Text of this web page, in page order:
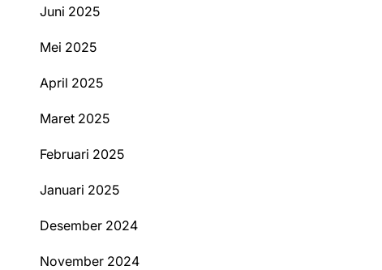
Juni 2025
Mei 2025
April 2025
Maret 2025
Februari 2025
Januari 2025
Desember 2024
November 2024